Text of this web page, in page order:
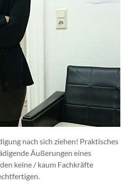
nach sich ziehen! Praktisches
Äußerungen eines
keine / kaum Fachkräfte